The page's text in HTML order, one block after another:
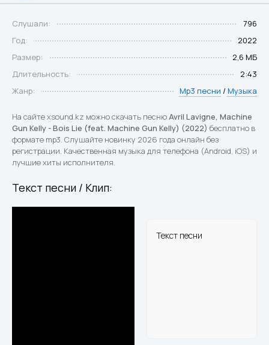
Слушали:
796
Год:
2022
Размер:
2,6 МБ
Длительность:
2:43
Жанр:
Mp3 песни / Музыка
На сайте xsound.kz можно скачать песнюAvril Lavigne, Machine
Gun Kelly - Bois Lie (feat. Machine Gun Kelly) (2022) бесплатно в
формате mp3. Слушайте новинку 2026 года онлайн без
регистрации. Качественная музыка для телефона (Android, iOS) и
лучшие хиты исполнителя.
Текст песни / Клип:
Текст песни